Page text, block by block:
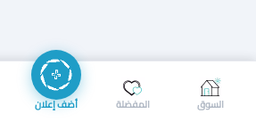
إرسال رسالة
أضف إعلان المفضلة السوق